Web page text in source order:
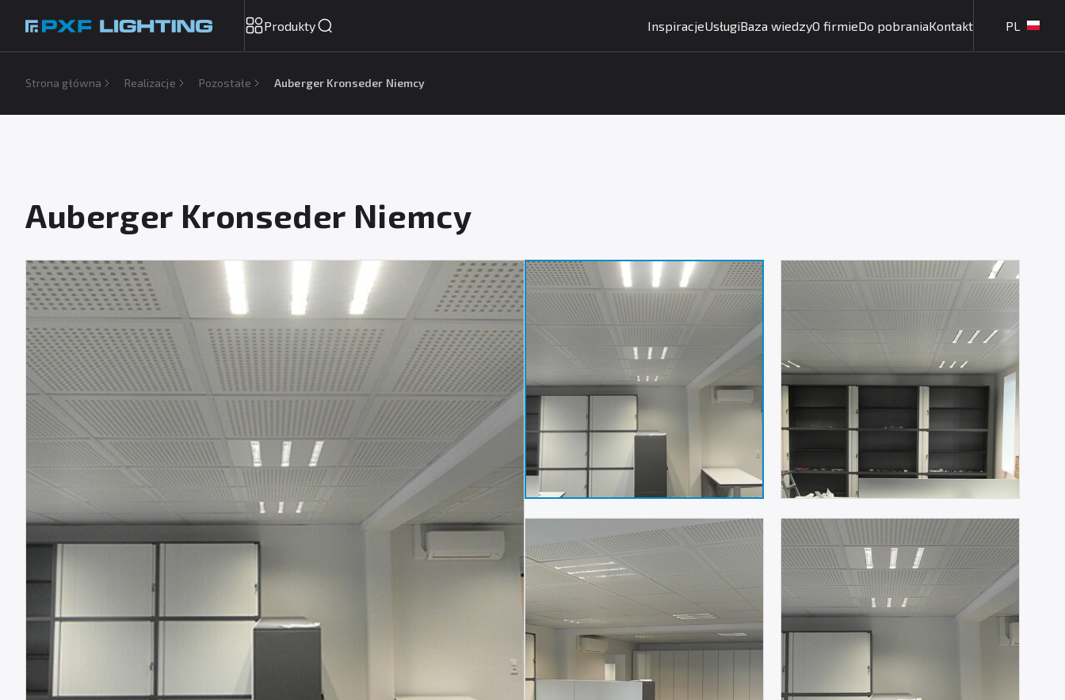
Produkty InspiracjeUsługiBaza wiedzyO firmieDo pobraniaKontakt PL
Strona główna Realizacje Pozostałe Auberger Kronseder Niemcy
Auberger Kronseder Niemcy